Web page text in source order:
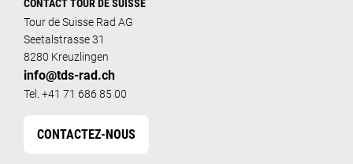
CONTACT TOUR DE SUISSE
Tour de Suisse Rad AG
Seetalstrasse 31
8280 Kreuzlingen
info@tds-rad.ch
Tel. +41 71 686 85 00
CONTACTEZ-NOUS